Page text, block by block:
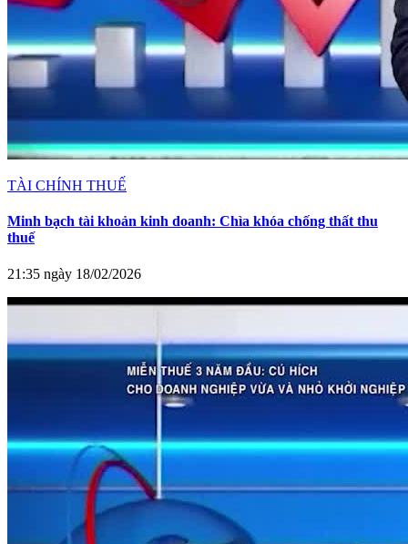
TÀI CHÍNH THUẾ
Minh bạch tài khoản kinh doanh: Chìa khóa chống thất thu
thuế
21:35 ngày 18/02/2026